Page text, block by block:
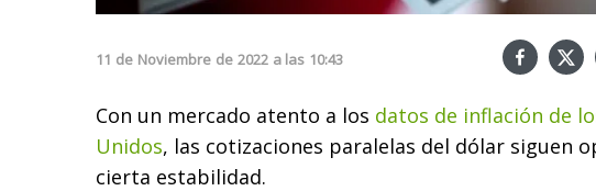
11 de Noviembre de 2022 a las 10:43
Con un mercado atento a los datos de inflación de
Unidos, las cotizaciones paralelas del dólar siguen
cierta estabilidad.